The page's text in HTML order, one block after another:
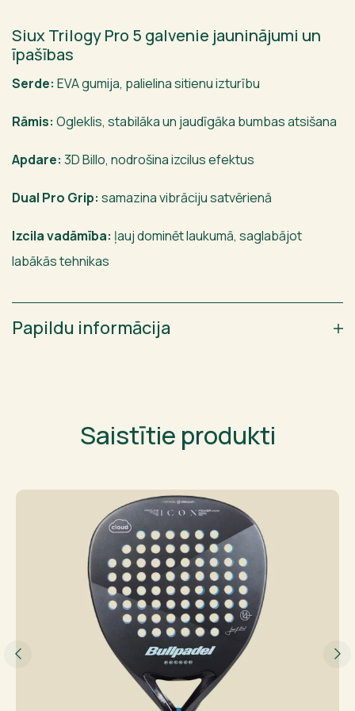
Siux Trilogy Pro 5 galvenie jauninājumi un
īpašības
Serde: EVA gumija, palielina sitienu izturību
Rāmis: Ogleklis, stabilāka un jaudīgāka bumbas atsišana
Apdare: 3D Billo, nodrošina izcilus efektus
Dual Pro Grip: samazina vibrāciju satvērienā
Izcila vadāmība: ļauj dominēt laukumā, saglabājot
labākās tehnikas
Papildu informācija
Saistītie produkti